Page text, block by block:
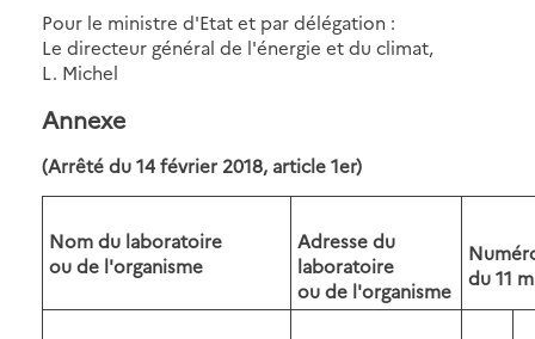
Pour le ministre d'Etat et par délégation :
Le directeur général de l'énergie et du climat,
L. Michel
Annexe
(Arrêté du 14 février 2018, article 1er)
Nom du laboratoire
ou de l'organisme
Adresse du
laboratoire
ou de l'organisme
du 11